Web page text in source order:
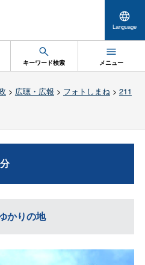
Language
キーワード検索 メニュー
> 広聴・広報 > フォトしまね> 211
かりの地